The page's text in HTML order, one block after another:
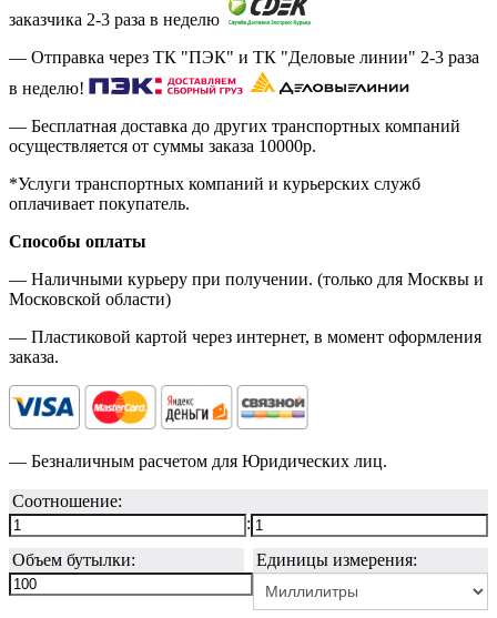
заказчика 2-3 раза в неделю
— Отправка через ТК "ПЭК" и ТК "Деловые линии" 2-3 раза
в неделю!
— Бесплатная доставка до других транспортных компаний
осуществляется от суммы заказа 10000р.
*Услуги транспортных компаний и курьерских служб
оплачивает покупатель.
Способы оплаты
— Наличными курьеру при получении. (только для Москвы и
Московской области)
— Пластиковой картой через интернет, в момент оформления
заказа.
— Безналичным расчетом для Юридических лиц.
Соотношение:
:
Объем бутылки:
Единицы измерения: